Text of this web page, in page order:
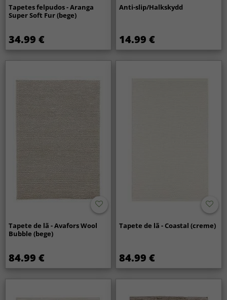
Tapetes felpudos - Aranga
Super Soft Fur (bege)
34.99 €
Anti-slip/Halkskydd
14.99 €
Tapete de lã - Avafors Wool
Bubble (bege)
84.99 €
Tapete de lã - Coastal (creme)
84.99 €